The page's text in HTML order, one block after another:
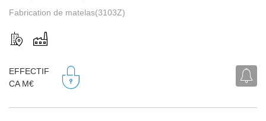
Fabrication de matelas(3103Z)
EFFECTIF
CA M€